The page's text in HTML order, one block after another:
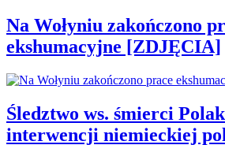
Na Wołyniu zakończono
ekshumacyjne [ZDJĘCIA]
Śledztwo ws. śmierci
interwencji niemieckiej